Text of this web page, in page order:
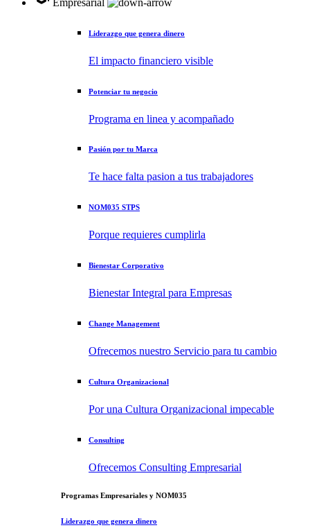
Liderazgo que genera dinero
El impacto financiero visible
Potenciar tu negocio
Programa en linea y acompañado
Pasión por tu Marca
Te hace falta pasion a tus trabajadores
NOM035 STPS
Porque requieres cumplirla
Bienestar Corporativo
Bienestar Integral para Empresas
Change Management
Ofrecemos nuestro Servicio para tu cambio
Cultura Organizacional
Por una Cultura Organizacional impecable
Consulting
Ofrecemos Consulting Empresarial
Programas Empresariales y NOM035
Liderazgo que genera dinero